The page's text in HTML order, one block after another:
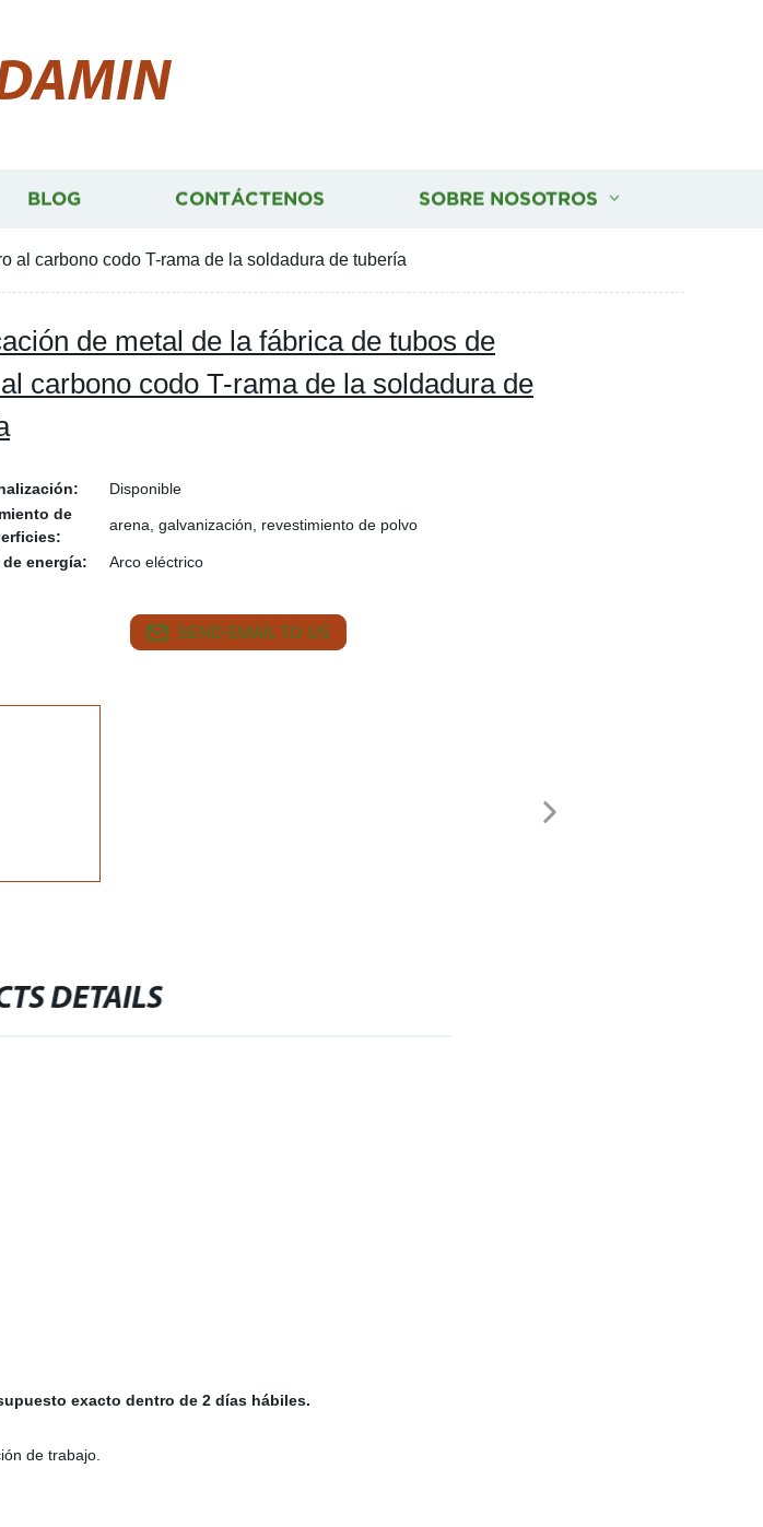
BLOG CONTÁCTENOS SOBRE NOSOTROS
al carbono codo T-rama de la soldadura de tubería
de metal de la fábrica de tubos de
carbono codo T-rama de la soldadura de
Disponible
de
arena, galvanización, revestimiento de polvo
energía: Arco eléctrico
SEND EMAIL TO US
DETAILS
exacto dentro de 2 días hábiles.
de trabajo.